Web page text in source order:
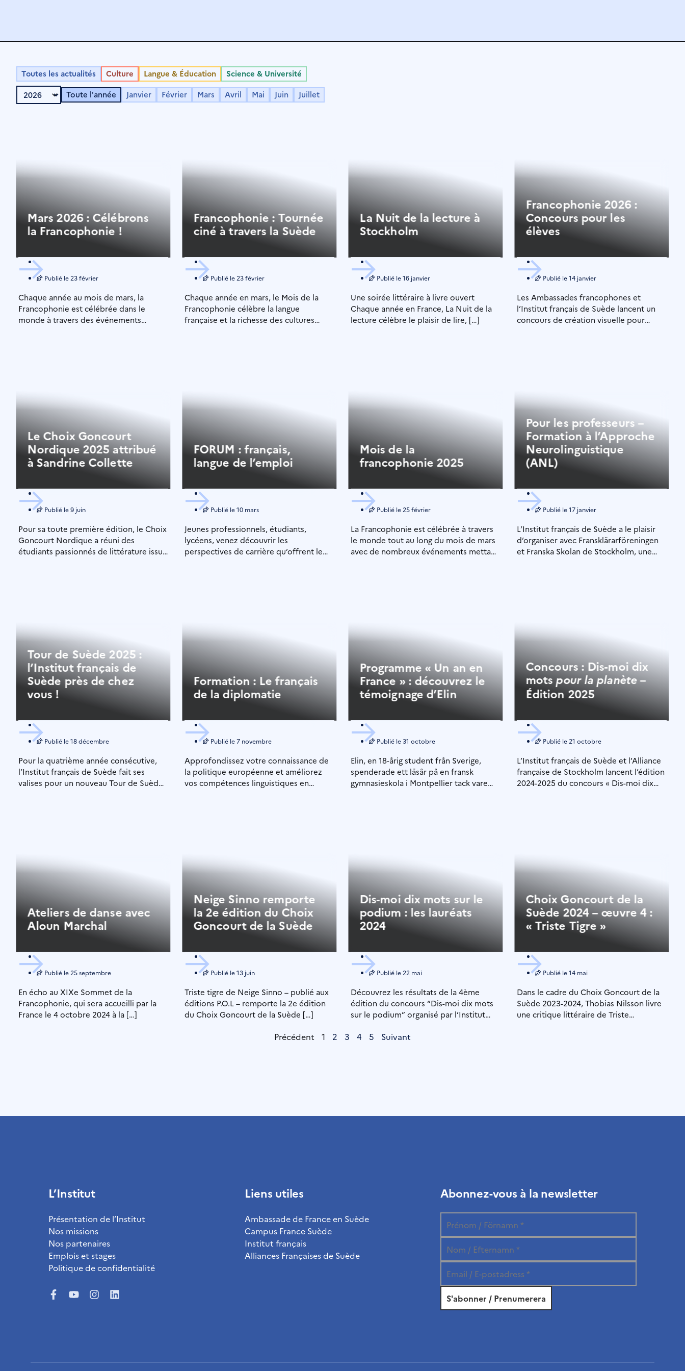
Toutes les actualités Culture Langue & Éducation
Science & Université
Toute l'année
Janvier Février Mars Avril Mai Juin Juillet
Mars 2026 : Célébrons
la Francophonie !
Publié le 23 février
Chaque année au mois de mars, la
Francophonie est célébrée dans le
monde à travers des événements
Francophonie : Tournée
ciné à travers la Suède
Publié le 23 février
Chaque année en mars, le Mois de la
Francophonie célèbre la langue
française et la richesse des cultures
La Nuit de la lecture à
Stockholm
Publié le16 janvier
Une soirée littéraire à livre ouvert
Chaque année en France, La Nuit de la
lecture célèbre le plaisir de lire, […]
Francophonie 2026 :
Concours pour les
élèves
Publié le14 janvier
Les Ambassades francophones et
l’Institut français de Suède lancent un
concours de création visuelle pour
Le Choix Goncourt
Nordique 2025 attribué
à Sandrine Collette
Publié le9 juin
Pour sa toute première édition, le Choix
Goncourt Nordique a réuni des
étudiants passionnés de littérature issus
FORUM : français,
langue de l’emploi
Publié le10 mars
Jeunes professionnels, étudiants,
lycéens, venez découvrir les
perspectives de carrière qu’offrent le
Mois de la
francophonie 2025
Publié le 25 février
La Francophonie est célébrée à travers
le monde tout au long du mois de mars
avec de nombreux événements mettant
Pour les professeurs –
Formation à l’Approche
Neurolinguistique
(ANL)
Publié le17 janvier
L’Institut français de Suède a le plaisir
d’organiser avec Fransklärarföreningen
et Franska Skolan de Stockholm, une
Tour de Suède 2025 :
l’Institut français de
Suède près de chez
vous !
Publié le18 décembre
Pour la quatrième année consécutive,
l’Institut français de Suède fait ses
valises pour un nouveau Tour de Suède !
Formation : Le français
de la diplomatie
Publié le7 novembre
Approfondissez votre connaissance de
la politique européenne et améliorez
vos compétences linguistiques en
Programme « Un an en
France » : découvrez le
témoignage d’Elin
Publié le31 octobre
Elin, en 18-årig student från Sverige,
spenderade ett läsår på en fransk
gymnasieskola i Montpellier tack vare
Concours : Dis-moi dix
motspour la planète–
Édition 2025
Publié le 21 octobre
L’Institut français de Suède et l’Alliance
française de Stockholm lancent l’édition
2024-2025 du concours « Dis-moi dix
Ateliers de danse avec
Aloun Marchal
Publié le 25 septembre
En écho au XIXe Sommet de la
Francophonie, qui sera accueilli par la
France le 4 octobre 2024 à la […]
Neige Sinno remporte
la 2e édition du Choix
Goncourt de la Suède
Publié le13 juin
Triste tigre de Neige Sinno – publié aux
éditions P.O.L – remporte la 2e édition
du Choix Goncourt de la Suède […]
Dis-moi dix mots sur le
podium : les lauréats
2024
Publié le 22 mai
Découvrez les résultats de la 4ème
édition du concours “Dis-moi dix mots
sur le podium” organisé par l’Institut
Choix Goncourt de la
Suède 2024 – œuvre 4 :
« Triste Tigre »
Publié le14 mai
Dans le cadre du Choix Goncourt de la
Suède 2023-2024, Thobias Nilsson livre
une critique littéraire de Triste
Précédent 1 2 3 4 5 Suivant
L’Institut
Présentation de l’Institut
Nos missions
Nos partenaires
Emplois et stages
Politique de confidentialité
Liens utiles
Ambassade de France en Suède
Campus France Suède
Institut français
Alliances Françaises de Suède
Abonnez-vous à la newsletter